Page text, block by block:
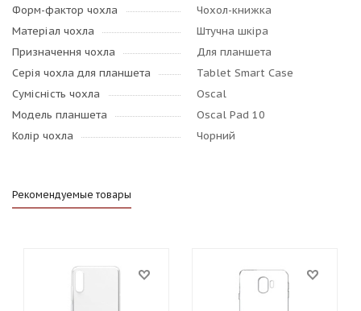
Форм-фактор чохла
Чохол-книжка
Матеріал чохла
Штучна шкіра
Призначення чохла
Для планшета
Серія чохла для планшета
Tablet Smart Case
Сумісність чохла
Oscal
Модель планшета
Oscal Pad 10
Колір чохла
Чорний
Рекомендуемые товары